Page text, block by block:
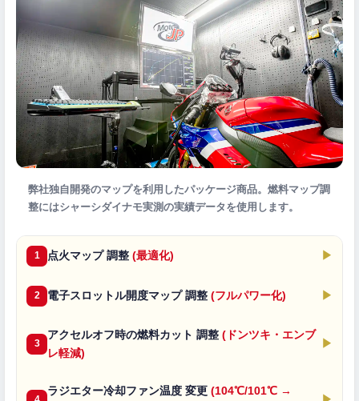
弊社独自開発のマップを利用したパッケージ商品。燃料マップ調
整にはシャーシダイナモ実測の実績データを使用します。
1 点火マップ 調整 (最適化) ▶
2 電子スロットル開度マップ 調整 (フルパワー化) ▶
3
アクセルオフ時の燃料カット 調整 (ドンツキ・エンブ
レ軽減)
▶
ラジエター冷却ファン温度 変更 (104℃/101℃ →